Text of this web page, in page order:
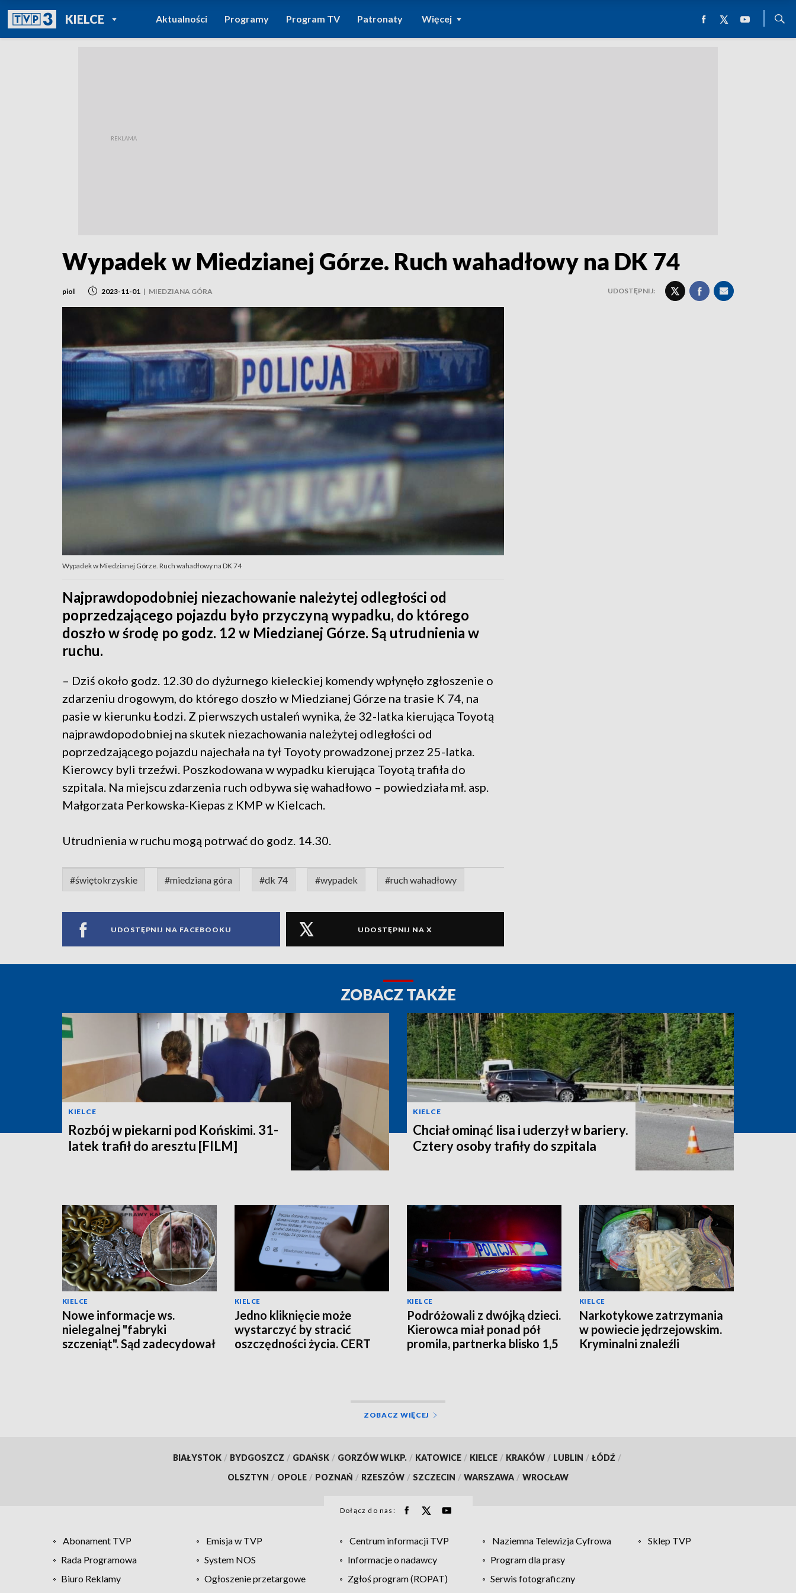
KIELCEPOWRÓT DO
TVP REGIONY
Aktualności Programy Program TV Patronaty Więcej
Wypadek w Miedzianej Górze. Ruch wahadłowy na DK 74
piol 2023-11-01 | MIEDZIANA GÓRA UDOSTĘPNIJ:
Wypadek w Miedzianej Górze. Ruch wahadłowy na DK 74
Najprawdopodobniej niezachowanie należytej odległości od
poprzedzającego pojazdu było przyczyną wypadku, do którego
doszło w środę po godz. 12 w Miedzianej Górze. Są utrudnienia w
ruchu.
– Dziś około godz. 12.30 do dyżurnego kieleckiej komendy wpłynęło zgłoszenie o
zdarzeniu drogowym, do którego doszło w Miedzianej Górze na trasie K 74, na
pasie w kierunku Łodzi. Z pierwszych ustaleń wynika, że 32-latka kierująca Toyotą
najprawdopodobniej na skutek niezachowania należytej odległości od
poprzedzającego pojazdu najechała na tył Toyoty prowadzonej przez 25-latka.
Kierowcy byli trzeźwi. Poszkodowana w wypadku kierująca Toyotą trafiła do
szpitala. Na miejscu zdarzenia ruch odbywa się wahadłowo – powiedziała mł. asp.
Małgorzata Perkowska-Kiepas z KMP w Kielcach.
Utrudnienia w ruchu mogą potrwać do godz. 14.30.
#świętokrzyskie #miedziana góra #dk 74 #wypadek #ruch wahadłowy
UDOSTĘPNIJ NA FACEBOOKU UDOSTĘPNIJ NA X
ZOBACZ TAKŻE
KIELCE
Rozbój w piekarni pod Końskimi. 31-
latek trafił do aresztu [FILM]
KIELCE
Chciał ominąć lisa i uderzył w bariery.
Cztery osoby trafiły do szpitala
KIELCE
Nowe informacje ws.
nielegalnej "fabryki
szczeniąt". Sąd zadecydował
KIELCE
Jedno kliknięcie może
wystarczyć by stracić
oszczędności życia. CERT
KIELCE
Podróżowali z dwójką dzieci.
Kierowca miał ponad pół
promila, partnerka blisko 1,5
KIELCE
Narkotykowe zatrzymania
w powiecie jędrzejowskim.
Kryminalni znaleźli
ZOBACZ WIĘCEJ
BIAŁYSTOK / BYDGOSZCZ / GDAŃSK / GORZÓW WLKP. / KATOWICE / KIELCE / KRAKÓW / LUBLIN / ŁÓDŹ /
OLSZTYN / OPOLE / POZNAŃ / RZESZÓW / SZCZECIN / WARSZAWA / WROCŁAW
Dołącz do nas:
Abonament TVP Emisja w TVP Centrum informacji TVP Naziemna Telewizja Cyfrowa
Sklep TVP
Rada Programowa
System NOS Informacje o nadawcy
Program dla prasy
Biuro Reklamy
Ogłoszenie przetargowe Zgłoś program (ROPAT)
Serwis fotograficzny